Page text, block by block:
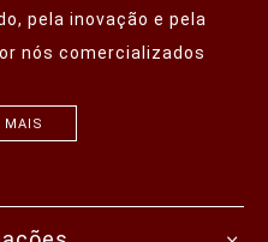
pela inovação e pela
nós comercializados
MAIS